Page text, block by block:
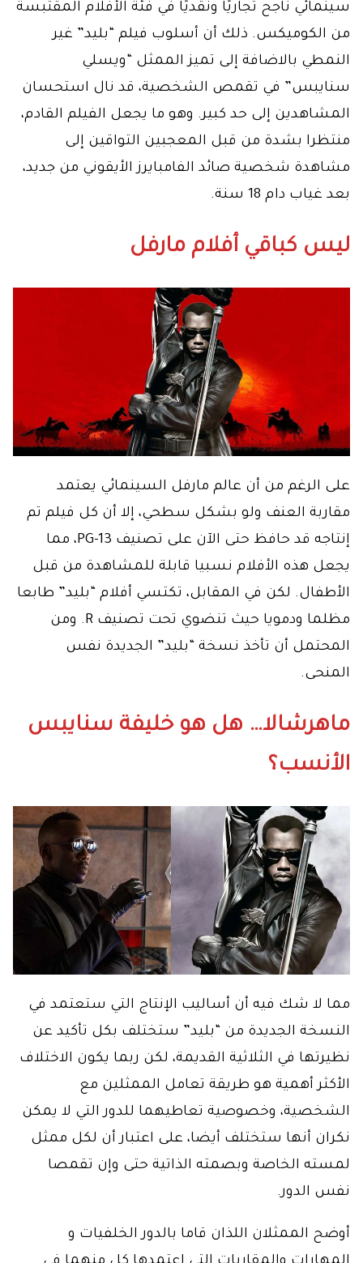
سينمائي ناجح تجاريًا ونقديًا في فئة الأفلام المقتبسة
من الكوميكس. ذلك أن أسلوب فيلم “بليد” غير
النمطي بالاضافة إلى تميز الممثل “ويسلي
سنايبس” في تقمص الشخصية، قد نال استحسان
المشاهدين إلى حد كبير. وهو ما يجعل الفيلم القادم،
منتظرا بشدة من قبل المعجبين التواقين إلى
مشاهدة شخصية صائد الفامبايرز الأيقوني من جديد،
بعد غياب دام 18 سنة.
ليس كباقي أفلام مارفل
على الرغم من أن عالم مارفل السينمائي يعتمد
مقاربة العنف ولو بشكل سطحي، إلا أن كل فيلم تم
إنتاجه قد حافظ حتى الآن على تصنيف PG-13، مما
يجعل هذه الأفلام نسبيا قابلة للمشاهدة من قبل
الأطفال. لكن في المقابل، تكتسي أفلام “بليد” طابعا
مظلما ودمويا حيث تنضوي تحت تصنيف R. ومن
المحتمل أن تأخذ نسخة “بليد” الجديدة نفس
المنحى.
ماهرشالا… هل هو خليفة سنايبس
الأنسب؟
مما لا شك فيه أن أساليب الإنتاج التي ستعتمد في
النسخة الجديدة من “بليد” ستختلف بكل تأكيد عن
نظيرتها في الثلاثية القديمة، لكن ربما يكون الاختلاف
الأكثر أهمية هو طريقة تعامل الممثلين مع
الشخصية، وخصوصية تعاطيهما للدور التي لا يمكن
نكران أنها ستختلف أيضا، على اعتبار أن لكل ممثل
لمسته الخاصة وبصمته الذاتية حتى وإن تقمصا
نفس الدور.
أوضح الممثلان اللذان قاما بالدور الخلفيات و